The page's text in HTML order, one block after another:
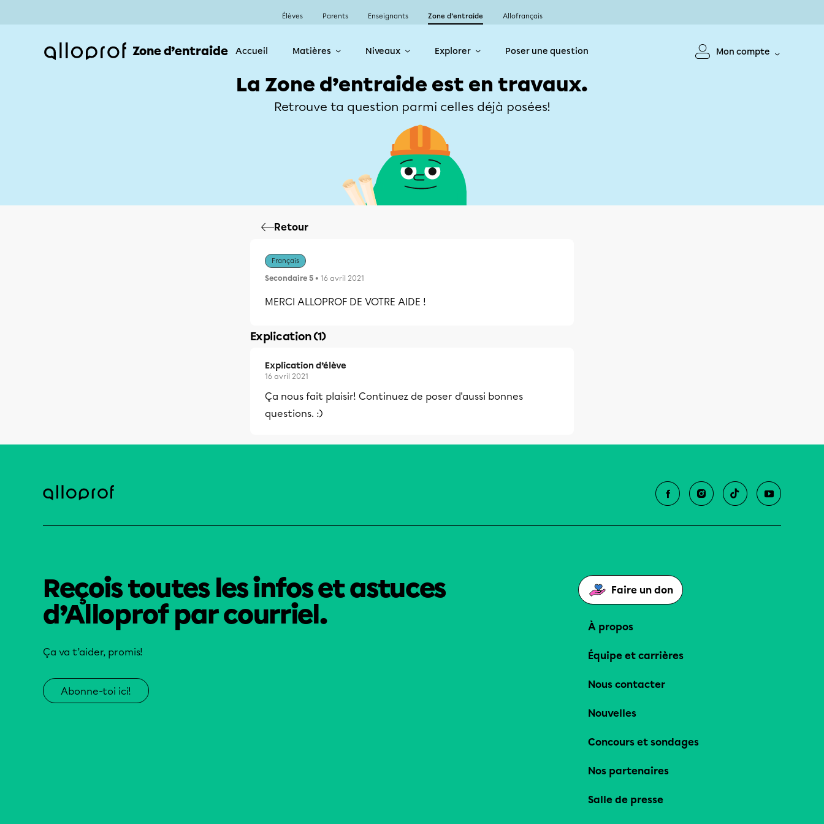
Élèves Parents Enseignants Zone d’entraide Allofrançais
Zone d’entraide Accueil Matières Niveaux Explorer Poser une question Mon compte
La Zone d’entraide est en travaux.
Retrouve ta question parmi celles déjà posées!
Retour
Français
Secondaire 5 • 16 avril 2021
MERCI ALLOPROF DE VOTRE AIDE !
Explication (1)
Explication d’élève
16 avril 2021
Ça nous fait plaisir! Continuez de poser d'aussi bonnes
questions. :)
Reçois toutes les infos et astuces
d’Alloprof par courriel.
Ça va t’aider, promis!
Abonne-toi ici!
Faire un don
À propos
Équipe et carrières
Nous contacter
Nouvelles
Concours et sondages
Nos partenaires
Salle de presse